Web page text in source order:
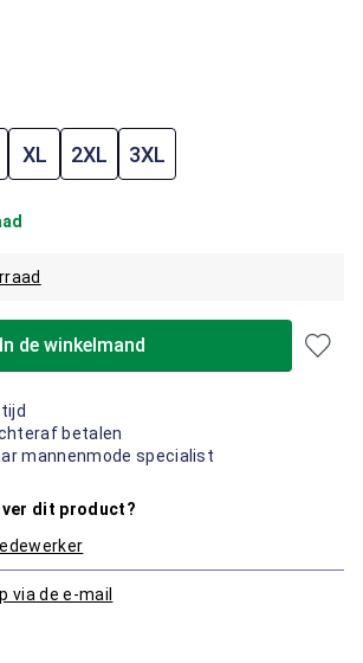
XL 2XL 3XL
In de winkelmand
betalen
mannenmode specialist
dit product?
via de e-mail